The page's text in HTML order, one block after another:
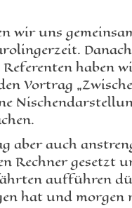
wir uns
haben
Vortrag
aber auch
Rechner gesetzt
aufführen
hat und morgen